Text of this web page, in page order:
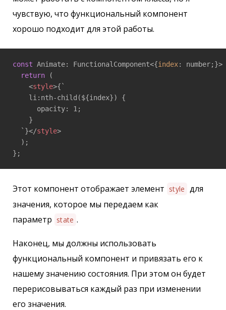
чувствую, что функциональный компонент
хорошо подходит для этой работы.
const Animate: FunctionalComponent<{index:
return (
<style>{`
    li:nth-child(${index}) {
      opacity: 1;
    }
  `}
</style>
  );
Этот компонент отображает элемент style для
значения, которое мы передаем как
параметр state .
Наконец, мы должны использовать
функциональный компонент и привязать его к
нашему значению состояния. При этом он будет
перерисовываться каждый раз при изменении
его значения.